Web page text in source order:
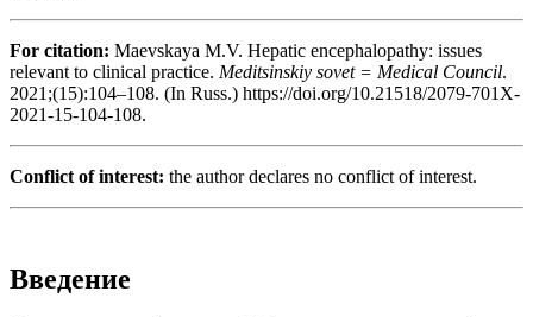
For citation: Maevskaya M.V. Hepatic encephalopathy: issues
relevant to clinical practice. Meditsinskiy sovet = Medical Council.
2021;(15):104–108. (In Russ.) https://doi.org/10.21518/2079-701X-
2021-15-104-108.
Conflict of interest: the author declares no conflict of interest.
Введение